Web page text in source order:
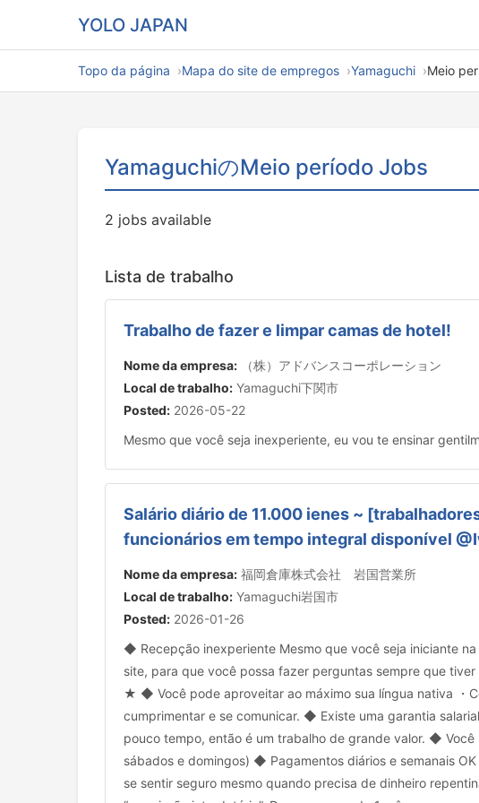
YOLO JAPAN
Topo da página Mapa do site de empregos Yamaguchi Meio
YamaguchiのMeio período Jobs
2 jobs available
Lista de trabalho
Trabalho de fazer e limpar camas de hotel!
Nome da empresa: （株）アドバンスコーポレーション
Local de trabalho: Yamaguchi下関市
Posted: 2026-05-22
Mesmo que você seja inexperiente, eu vou te ensinar
Salário diário de 11.000 ienes ~
funcionários em tempo integral disponível
Nome da empresa: 福岡倉庫株式会社 岩国営業所
Local de trabalho: Yamaguchi岩国市
Posted: 2026-01-26
◆ Recepção inexperiente Mesmo que você seja iniciante
site, para que você possa fazer perguntas sempre que
★ ◆ Você pode aproveitar ao máximo sua língua nativa ・
cumprimentar e se comunicar. ◆ Existe uma garantia
pouco tempo, então é um trabalho de grande valor. ◆
sábados e domingos) ◆ Pagamentos diários e semanais
se sentir seguro mesmo quando precisa de dinheiro